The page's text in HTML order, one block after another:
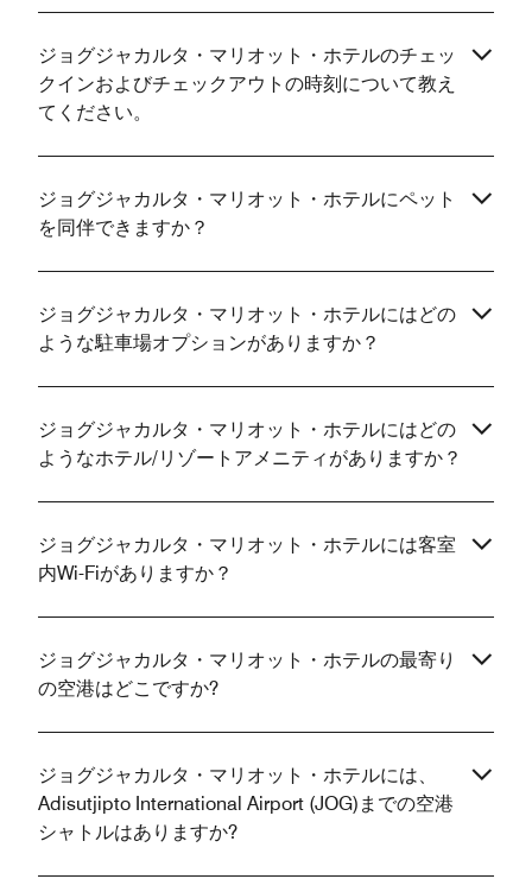
ジョグジャカルタ・マリオット・ホテルのチェッ
クインおよびチェックアウトの時刻について教え
てください。
ジョグジャカルタ・マリオット・ホテルにペット
を同伴できますか？
ジョグジャカルタ・マリオット・ホテルにはどの
ような駐車場オプションがありますか？
ジョグジャカルタ・マリオット・ホテルにはどの
ようなホテル/リゾートアメニティがありますか？
ジョグジャカルタ・マリオット・ホテルには客室
内Wi-Fiがありますか？
ジョグジャカルタ・マリオット・ホテルの最寄り
の空港はどこですか?
ジョグジャカルタ・マリオット・ホテルには、
Adisutjipto International Airport (JOG)までの空港
シャトルはありますか?